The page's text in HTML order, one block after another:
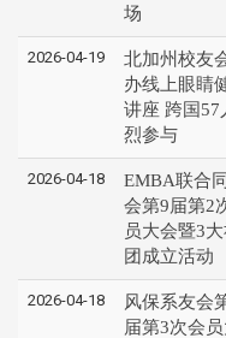
场
2026-04-19
北加州校友
办线上眼睛
讲座 跨国57
烈参与
2026-04-18
EMBA联合
会第9届第2
员大会暨3
团成立活动
2026-04-18
风保系友会
届第3次会